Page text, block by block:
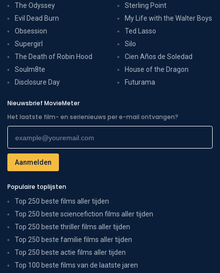
The Odyssey
Evil Dead Burn
Obsession
Supergirl
The Death of Robin Hood
Soulm8te
Disclosure Day
Sterling Point
My Life with the Walter Boys
Ted Lasso
Silo
Cien Años de Soledad
House of the Dragon
Futurama
Nieuwsbrief MovieMeter
Het laatste film- en serienieuws per e-mail ontvangen?
Populaire toplijsten
Top 250 beste films aller tijden
Top 250 beste sciencefiction films aller tijden
Top 250 beste thriller films aller tijden
Top 250 beste familie films aller tijden
Top 250 beste actie films aller tijden
Top 100 beste films van de laatste jaren